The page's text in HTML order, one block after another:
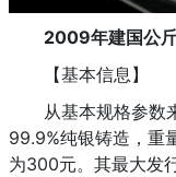
2009年建国公
【基本信息】
从基本规格参数来
99.9%纯银铸造，重
为300元。其最大发